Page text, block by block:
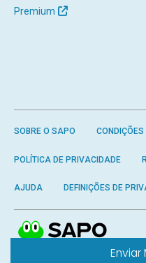
Enviar
Premium
SOBRE O SAPO
POLÍTICA DE PRIVACIDADE
AJUDA DEFINIÇÕES DE
SAPO-